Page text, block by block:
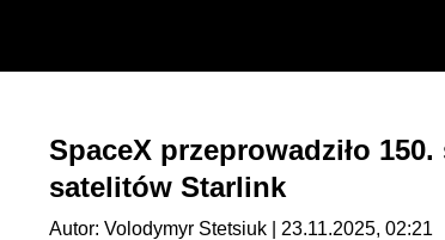
SpaceX przeprowadziło
satelitów Starlink
Autor: Volodymyr Stetsiuk | 23.11.2025, 02:21